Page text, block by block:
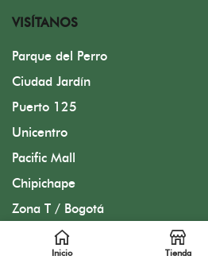
VISÍTANOS
Parque del Perro
Ciudad Jardín
Puerto 125
Unicentro
Pacific Mall
Chipichape
Zona T / Bogotá
Diseñado por FMC
Inicio Tienda